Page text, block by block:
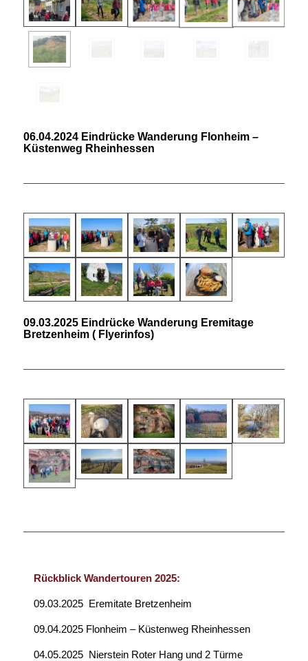
06.04.2024 Eindrücke Wanderung Flonheim –
Küstenweg Rheinhessen
09.03.2025 Eindrücke Wanderung Eremitage
Bretzenheim ( Flyerinfos)
Rückblick Wandertouren 2025:
09.03.2025 Eremitate Bretzenheim
09.04.2025 Flonheim – Küstenweg Rheinhessen
04.05.2025 Nierstein Roter Hang und 2 Türme